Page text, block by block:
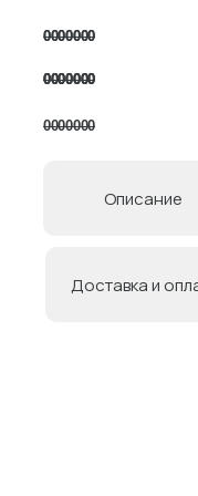
0000000
0000000
0000000
0000000
0000000
0000000
Доставка и
Описание